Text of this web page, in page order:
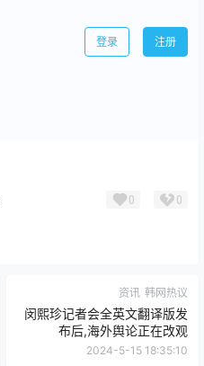
登录 注册
0 0
资讯 韩网热议
闵熙珍记者会全英文翻译版发
布后,海外舆论正在改观
2024-5-15 18:35:10